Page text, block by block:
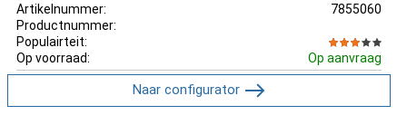
Artikelnummer:
7855060
Productnummer:
Populairteit:
Op voorraad:
Op aanvraag
Naar configurator